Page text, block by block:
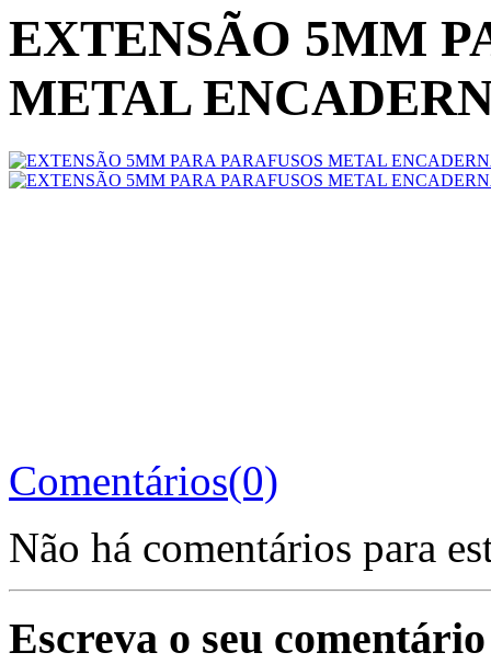
EXTENSÃO 5MM
METAL
Comentários(0)
Não há comentários para
Escreva o seu comentário